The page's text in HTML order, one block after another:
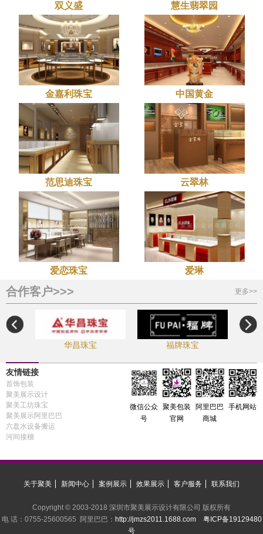
双义盛 慧生翡翠园
金嘉利珠宝 中国黄金
范思迪珠宝 云翠林
爱恋珠宝 爱琳
合作客户>>> 更多>>
华昌珠宝 福牌珠宝
友情链接
首饰包装
聚美展示设计
聚美工坊珠宝
聚美展示阿里巴巴
六盘水设备搬运
河间接穗
手机网站
阿里巴巴
商城
聚美包装
官网
微信公众
号
关于聚美 新闻中心 案例展示 效果展示 客户服务 联系我们
Copyright © 2003-2018 深圳市聚美展示设计有限公司 版权所有
电 话：0755-25600565 阿里巴巴： http://jmzs2011.1688.com
粤ICP备19129480
号